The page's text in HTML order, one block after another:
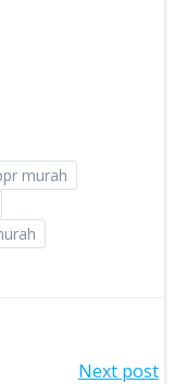
murah
Next post